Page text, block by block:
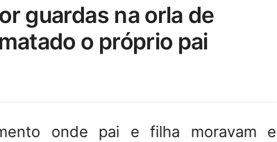
o próprio pai
onde pai e filha moravam e